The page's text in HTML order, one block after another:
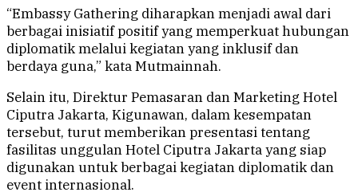
“Embassy Gathering diharapkan menjadi awal dari
berbagai inisiatif positif yang memperkuat hubungan
diplomatik melalui kegiatan yang inklusif dan
berdaya guna,” kata Mutmainnah.
Selain itu, Direktur Pemasaran dan Marketing Hotel
Ciputra Jakarta, Kigunawan, dalam kesempatan
tersebut, turut memberikan presentasi tentang
fasilitas unggulan Hotel Ciputra Jakarta yang siap
digunakan untuk berbagai kegiatan diplomatik dan
event internasional.